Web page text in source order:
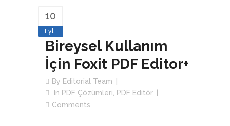
10
Eyl
Bireysel Kullanım
İçin Foxit PDF Editor+
By Editorial Team
In PDF Çözümleri
PDF Editör
Comments